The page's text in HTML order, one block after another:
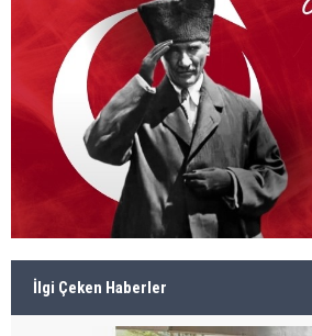
İlgi Çeken Haberler